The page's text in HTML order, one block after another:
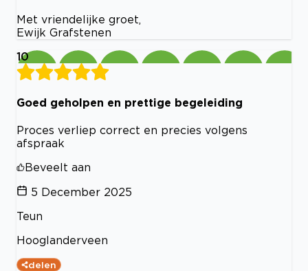
Met vriendelijke groet,
Ewijk Grafstenen
10
Goed geholpen en prettige begeleiding
Proces verliep correct en precies volgens
afspraak
Beveelt aan
5 December 2025
Teun
Hooglanderveen
delen